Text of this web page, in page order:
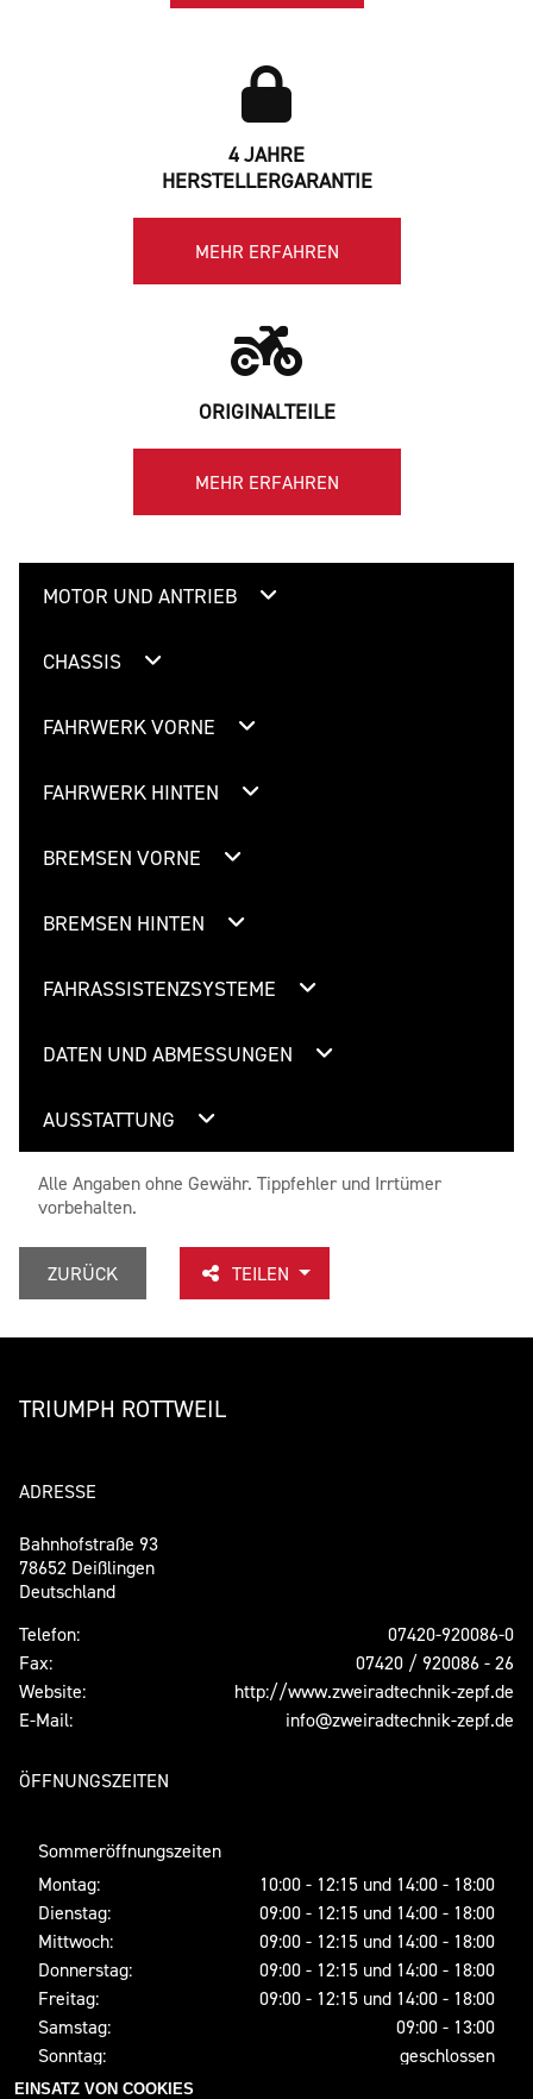
4 JAHRE
HERSTELLERGARANTIE
MEHR ERFAHREN
ORIGINALTEILE
MEHR ERFAHREN
MOTOR UND ANTRIEB
CHASSIS
FAHRWERK VORNE
FAHRWERK HINTEN
BREMSEN VORNE
BREMSEN HINTEN
FAHRASSISTENZSYSTEME
DATEN UND ABMESSUNGEN
AUSSTATTUNG
Alle Angaben ohne Gewähr. Tippfehler und Irrtümer
vorbehalten.
ZURÜCK TEILEN
TRIUMPH ROTTWEIL
ADRESSE
Bahnhofstraße 93
78652 Deißlingen
Deutschland
Telefon:
07420-920086-0
Fax:
07420 / 920086 - 26
Website:
http://www.zweiradtechnik-zepf.de
E-Mail:
info@zweiradtechnik-zepf.de
ÖFFNUNGSZEITEN
Sommeröffnungszeiten
Montag:
10:00 - 12:15 und 14:00 - 18:00
Dienstag:
09:00 - 12:15 und 14:00 - 18:00
Mittwoch:
09:00 - 12:15 und 14:00 - 18:00
Donnerstag:
09:00 - 12:15 und 14:00 - 18:00
Freitag:
09:00 - 12:15 und 14:00 - 18:00
Samstag:
09:00 - 13:00
Sonntag:
geschlossen
EINSATZ VON COOKIES